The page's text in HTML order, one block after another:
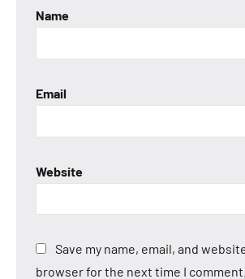
Name
Email
Website
Save my name, email, and
browser for the next time I comment.